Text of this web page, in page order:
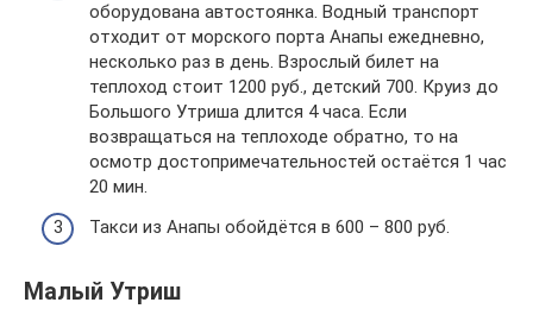
оборудована автостоянка. Водный транспорт
отходит от морского порта Анапы ежедневно,
несколько раз в день. Взрослый билет на
теплоход стоит 1200 руб., детский 700. Круиз до
Большого Утриша длится 4 часа. Если
возвращаться на теплоходе обратно, то на
осмотр достопримечательностей остаётся 1 час
20 мин.
Такси из Анапы обойдётся в 600 – 800 руб.
Малый Утриш